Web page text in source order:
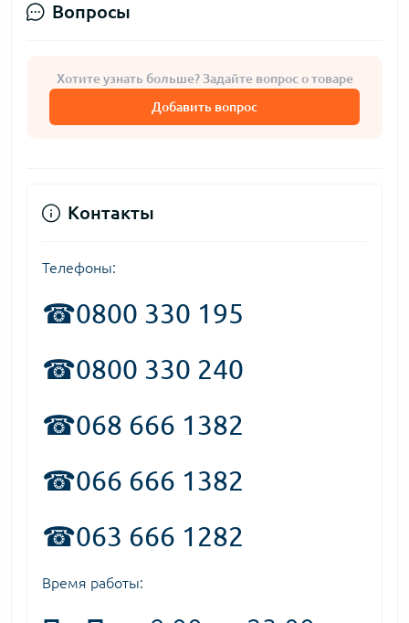
Вопросы
Хотите узнать больше? Задайте вопрос о товаре
Добавить вопрос
Контакты
Телефоны:
☎0800 330 195
☎0800 330 240
☎068 666 1382
☎066 666 1382
☎063 666 1282
Время работы: